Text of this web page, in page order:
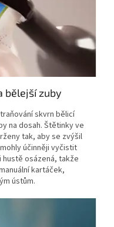
bělejší zuby
skvrn bělicí
na dosah. Štětinky ve
tak, aby se zvýšil
účinněji vyčistit
osázená, takže
kartáček,
ústům.